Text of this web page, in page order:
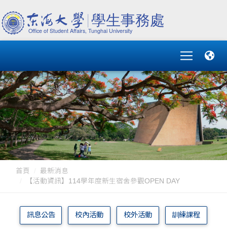
首頁
最新消息
【活動資訊】114學年度新生宿舍參觀OPEN DAY
訊息公告 校內活動 校外活動 訓練課程